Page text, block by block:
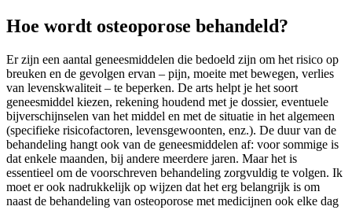
Hoe wordt osteoporose behandeld?
Er zijn een aantal geneesmiddelen die bedoeld zijn om het risico op
breuken en de gevolgen ervan – pijn, moeite met bewegen, verlies
van levenskwaliteit – te beperken. De arts helpt je het soort
geneesmiddel kiezen, rekening houdend met je dossier, eventuele
bijverschijnselen van het middel en met de situatie in het algemeen
(specifieke risicofactoren, levensgewoonten, enz.). De duur van de
behandeling hangt ook van de geneesmiddelen af: voor sommige is
dat enkele maanden, bij andere meerdere jaren. Maar het is
essentieel om de voorschreven behandeling zorgvuldig te volgen. Ik
moet er ook nadrukkelijk op wijzen dat het erg belangrijk is om
naast de behandeling van osteoporose met medicijnen ook elke dag